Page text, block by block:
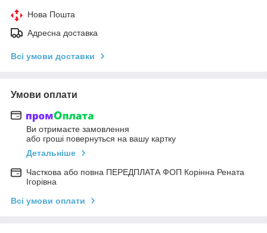
Нова Пошта
Адресна доставка
Всі умови доставки
Умови оплати
Ви отримаєте замовлення
або гроші повернуться на вашу картку
Детальніше
Часткова або повна ПЕРЕДПЛАТА ФОП Корінна Рената
Ігорівна
Всі умови оплати